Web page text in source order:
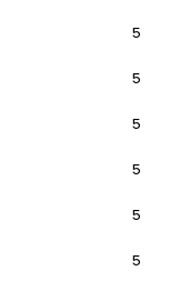
5
5
5
5
5
5